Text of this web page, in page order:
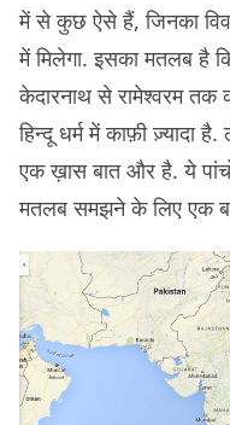
में से कुछ ऐसे हैं, जिनका
में मिलेगा. इसका मतलब है
केदारनाथ से रामेश्वरम तक
हिन्दू धर्म में काफ़ी ज़्यादा
एक ख़ास बात और है. ये
मतलब समझने के लिए एक